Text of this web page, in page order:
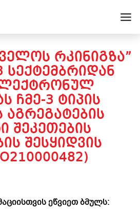
ᲠᲙᲘᲜᲘᲒᲖᲐ”
ᲡᲔᲥᲢᲔᲛᲑᲠᲘᲓᲐᲜ
ᲩᲛᲔ-3 ᲢᲘᲞᲘᲡ
ᲨᲔᲙᲔᲗᲔᲑᲘᲡ
ᲨᲔᲡᲧᲘᲓᲕᲘᲡ
ეწვიეთ ბმულს: